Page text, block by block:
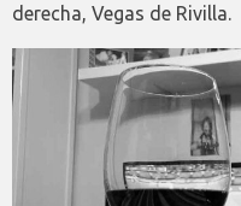
derecha, Vegas de Rivilla.